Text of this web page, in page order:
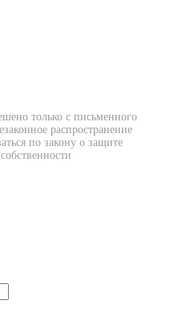
только с письменного
распространение
по закону о защите